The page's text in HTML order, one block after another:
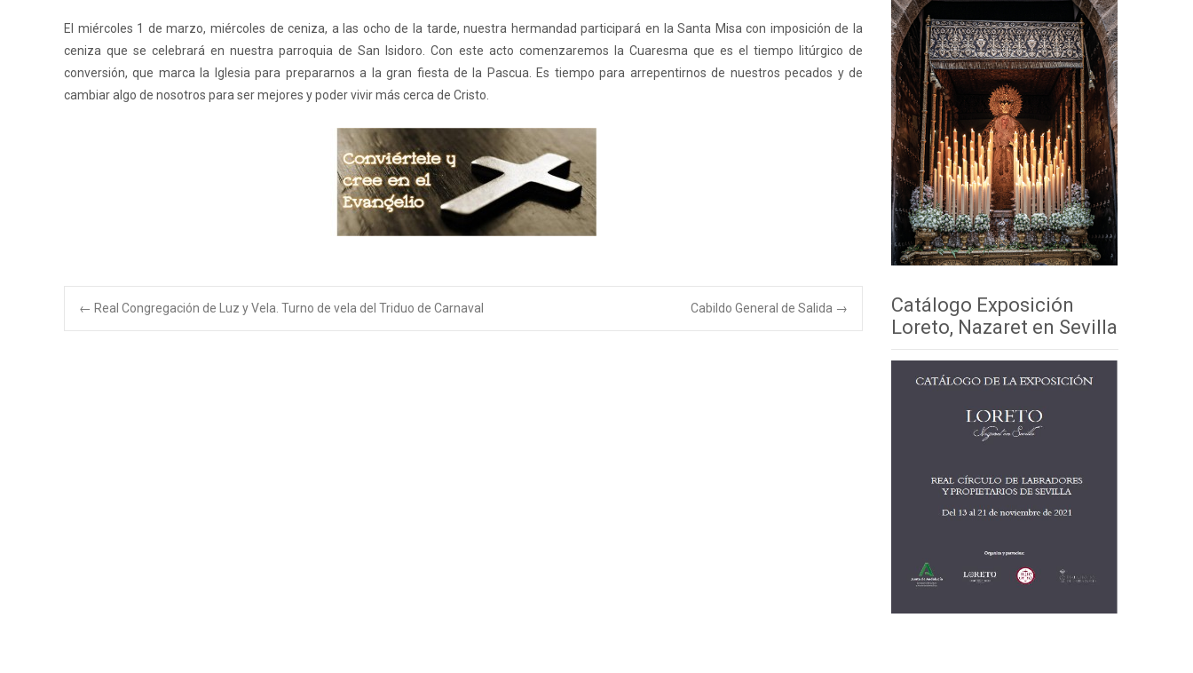
El miércoles 1 de marzo, miércoles de ceniza, a las ocho de la tarde, nuestra hermandad participará en la Santa Misa con imposición de la
ceniza que se celebrará en nuestra parroquia de San Isidoro. Con este acto comenzaremos la Cuaresma que es el tiempo litúrgico de
conversión, que marca la Iglesia para prepararnos a la gran fiesta de la Pascua. Es tiempo para arrepentirnos de nuestros pecados y de
cambiar algo de nosotros para ser mejores y poder vivir más cerca de Cristo.
Navegación
← Real Congregación de Luz y Vela. Turno de vela del Triduo de Carnaval Cabildo General de Salida →
Catálogo Exposición
Loreto, Nazaret en Sevilla